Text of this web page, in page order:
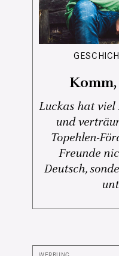
Luckas hat
und
Topehlen-
Freunde
Deutsch,